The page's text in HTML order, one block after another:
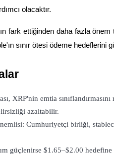
metaller ve emtia türevleri
vadeli işlemler
olacaktır.
fark ettiğinden daha fazla önem
sınır ötesi ödeme
XRP'nin emtia
azaltabilir.
Cumhuriyetçi birliği,
güçlenirse $1.65–$2.00 hedefine